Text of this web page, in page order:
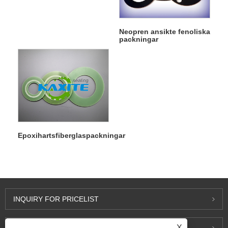
Neopren ansikte fenoliska
packningar
Epoxihartsfiberglaspackningar
INQUIRY FOR PRICELIST